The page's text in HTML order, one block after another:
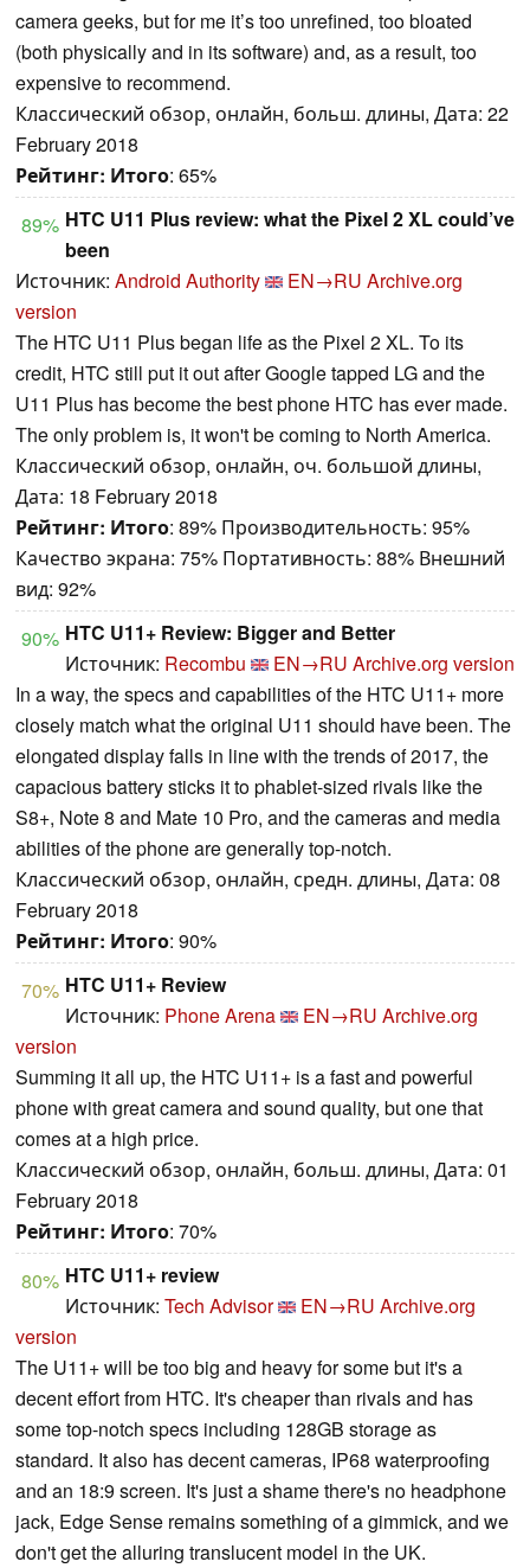
camera geeks, but for me it’s too unrefined, too bloated
(both physically and in its software) and, as a result, too
expensive to recommend.
Классический обзор, онлайн, больш. длины, Дата: 22
February 2018
Рейтинг: Итого: 65%
89% HTC U11 Plus review: what the Pixel 2 XL could’ve
been
Источник: Android Authority EN→RU Archive.org
version
The HTC U11 Plus began life as the Pixel 2 XL. To its
credit, HTC still put it out after Google tapped LG and the
U11 Plus has become the best phone HTC has ever made.
The only problem is, it won't be coming to North America.
Классический обзор, онлайн, оч. большой длины,
Дата: 18 February 2018
Рейтинг: Итого: 89% Производительность: 95%
Качество экрана: 75% Портативность: 88% Внешний
вид: 92%
90% HTC U11+ Review: Bigger and Better
Источник: Recombu EN→RU Archive.org version
In a way, the specs and capabilities of the HTC U11+ more
closely match what the original U11 should have been. The
elongated display falls in line with the trends of 2017, the
capacious battery sticks it to phablet-sized rivals like the
S8+, Note 8 and Mate 10 Pro, and the cameras and media
abilities of the phone are generally top-notch.
Классический обзор, онлайн, средн. длины, Дата: 08
February 2018
Рейтинг: Итого: 90%
70% HTC U11+ Review
Источник: Phone Arena EN→RU Archive.org
version
Summing it all up, the HTC U11+ is a fast and powerful
phone with great camera and sound quality, but one that
comes at a high price.
Классический обзор, онлайн, больш. длины, Дата: 01
February 2018
Рейтинг: Итого: 70%
80% HTC U11+ review
Источник: Tech Advisor EN→RU Archive.org
version
The U11+ will be too big and heavy for some but it's a
decent effort from HTC. It's cheaper than rivals and has
some top-notch specs including 128GB storage as
standard. It also has decent cameras, IP68 waterproofing
and an 18:9 screen. It's just a shame there's no headphone
jack, Edge Sense remains something of a gimmick, and we
don't get the alluring translucent model in the UK.